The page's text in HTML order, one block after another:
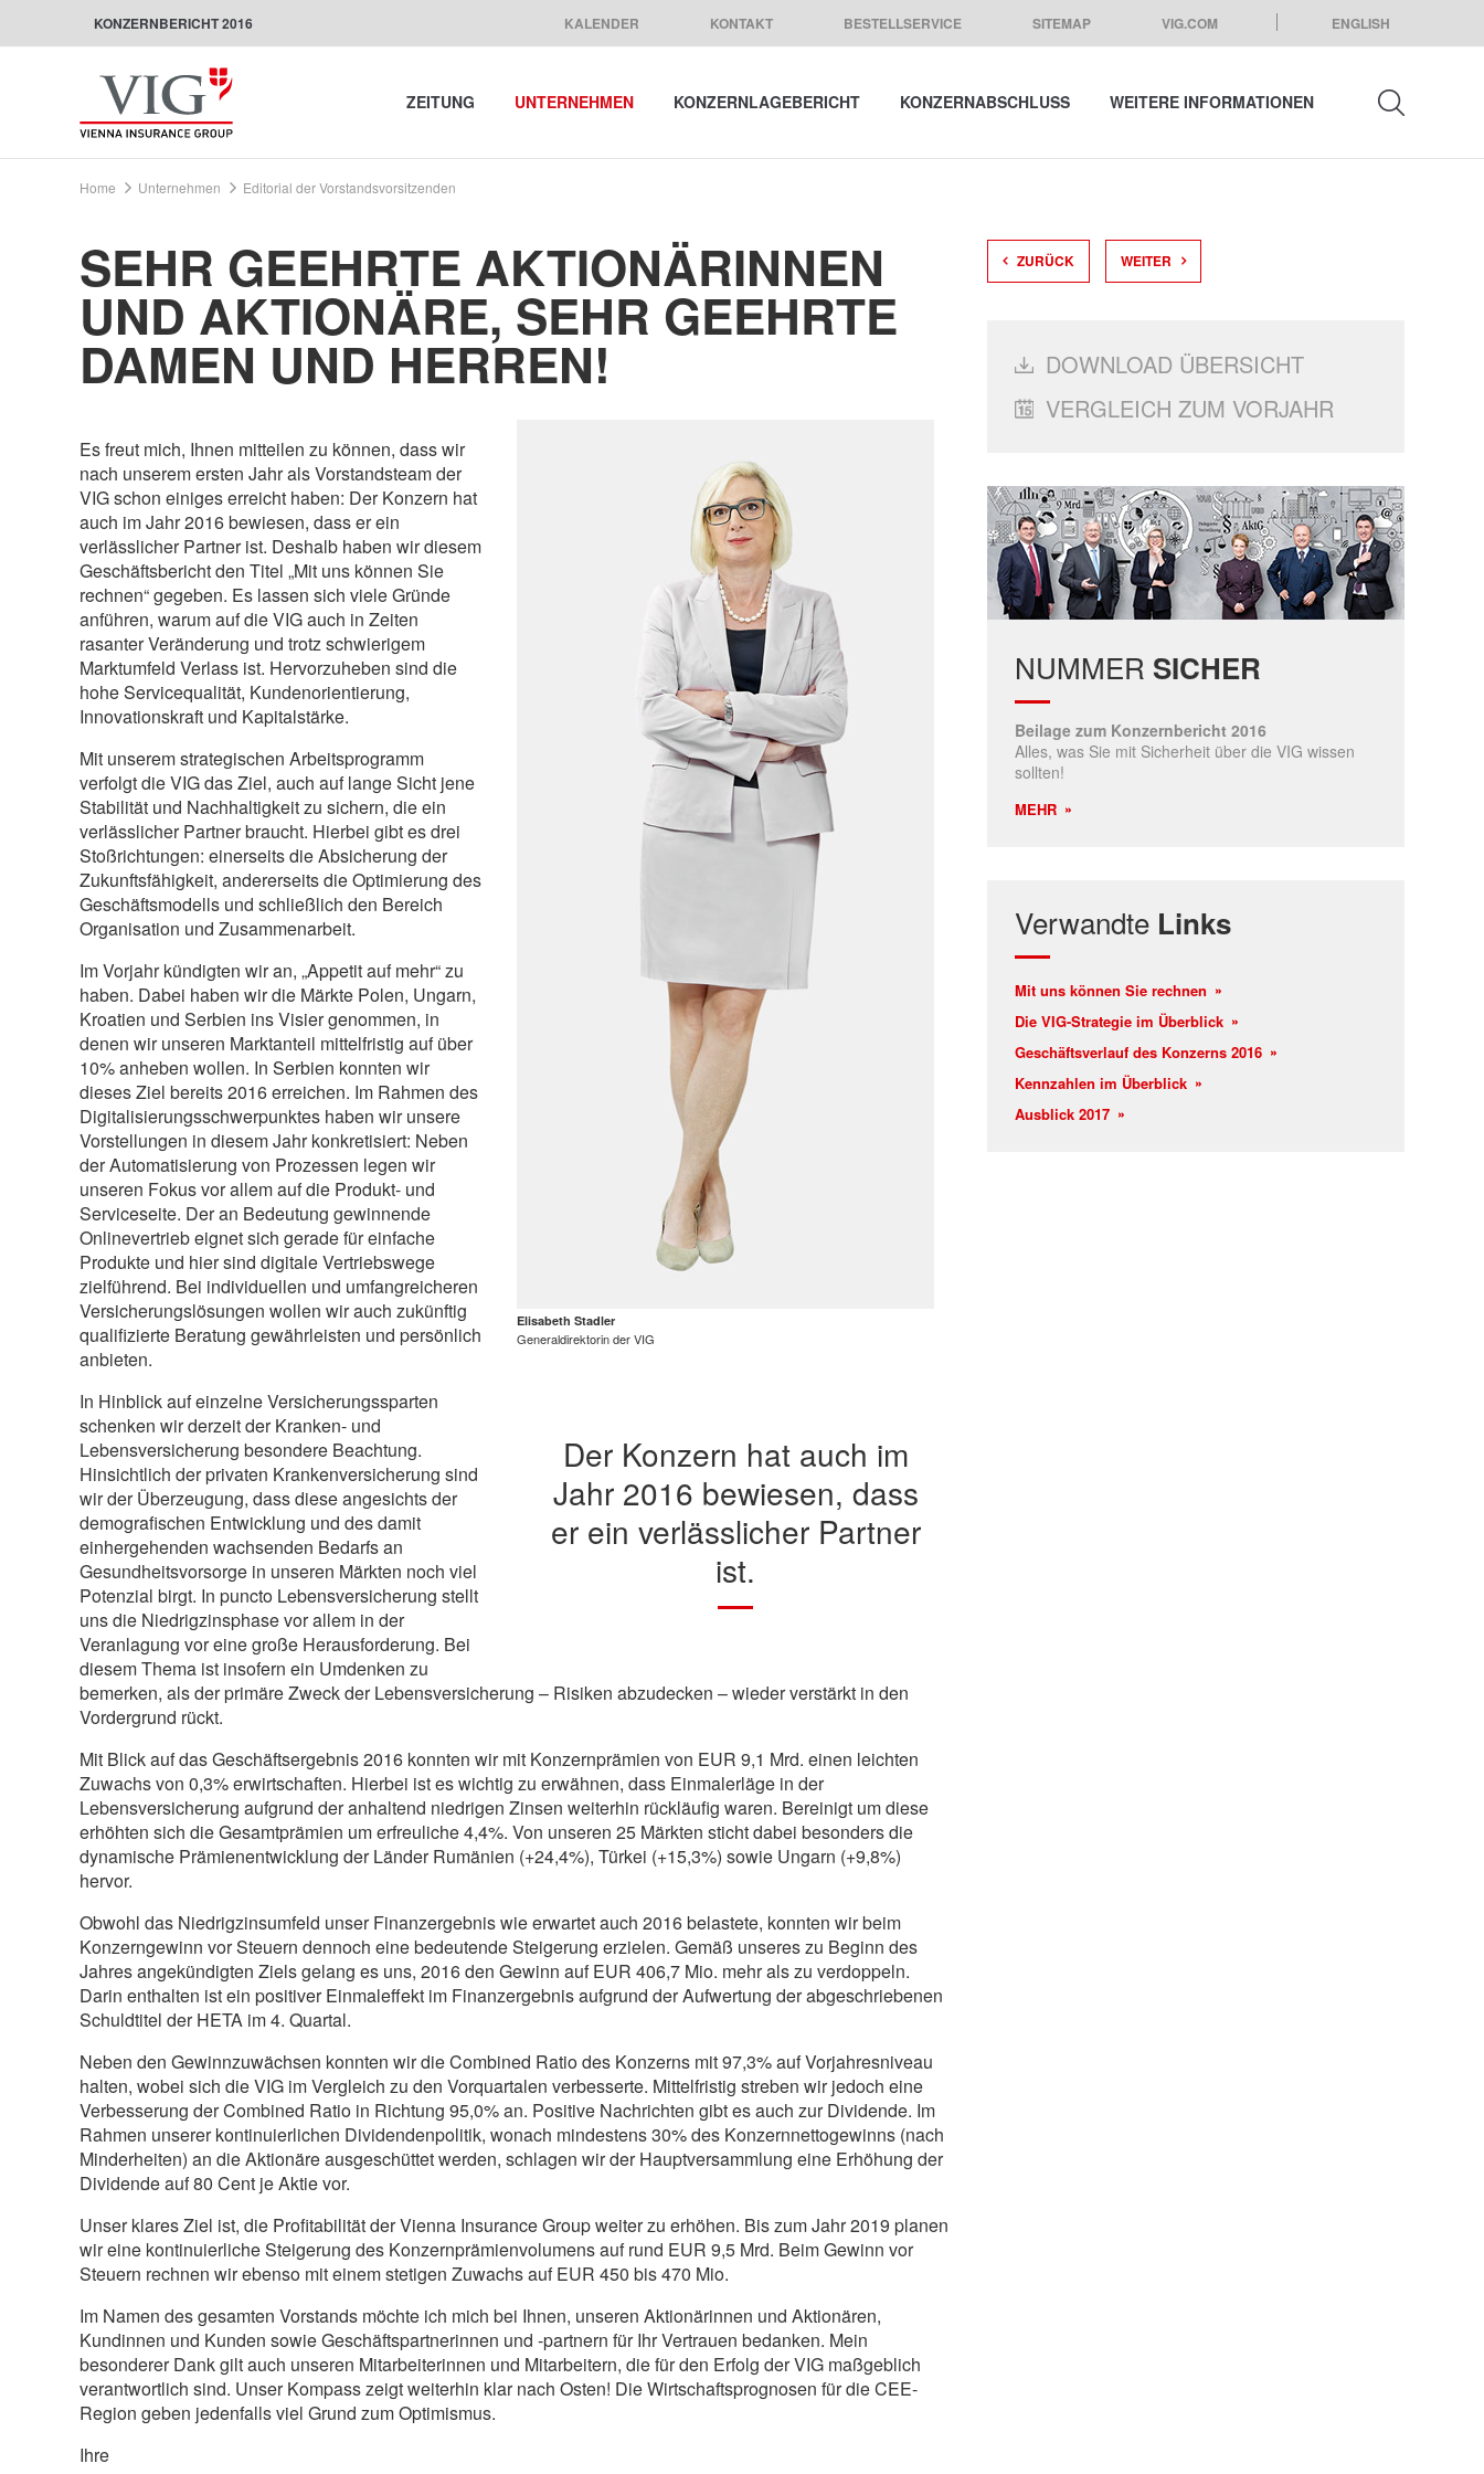
KONZERNBERICHT 2016 KALENDER KONTAKT BESTELLSERVICE SITEMAP VIG.COM ENGLISH
ZEITUNG UNTERNEHMEN KONZERNLAGEBERICHT KONZERNABSCHLUSS WEITERE INFORMATIONEN
Home Unternehmen Editorial der Vorstandsvorsitzenden
SEHR GEEHRTE AKTIONÄRINNEN
UND AKTIONÄRE, SEHR GEEHRTE
DAMEN UND HERREN!
Elisabeth Stadler
Generaldirektorin der VIG
Es freut mich, Ihnen mitteilen zu können, dass wir
nach unserem ersten Jahr als Vorstandsteam der
VIG schon einiges erreicht haben: Der Konzern hat
auch im Jahr 2016 bewiesen, dass er ein
verlässlicher Partner ist. Deshalb haben wir diesem
Geschäftsbericht den Titel „Mit uns können Sie
rechnen“ gegeben. Es lassen sich viele Gründe
anführen, warum auf die VIG auch in Zeiten
rasanter Veränderung und trotz schwierigem
Marktumfeld Verlass ist. Hervorzuheben sind die
hohe Servicequalität, Kundenorientierung,
Innovationskraft und Kapitalstärke.
Mit unserem strategischen Arbeitsprogramm
verfolgt die VIG das Ziel, auch auf lange Sicht jene
Stabilität und Nachhaltigkeit zu sichern, die ein
verlässlicher Partner braucht. Hierbei gibt es drei
Stoßrichtungen: einerseits die Absicherung der
Zukunftsfähigkeit, andererseits die Optimierung des
Geschäftsmodells und schließlich den Bereich
Organisation und Zusammenarbeit.
Im Vorjahr kündigten wir an, „Appetit auf mehr“ zu
haben. Dabei haben wir die Märkte Polen, Ungarn,
Kroatien und Serbien ins Visier genommen, in
denen wir unseren Marktanteil mittelfristig auf über
10% anheben wollen. In Serbien konnten wir
dieses Ziel bereits 2016 erreichen. Im Rahmen des
Digitalisierungsschwerpunktes haben wir unsere
Vorstellungen in diesem Jahr konkretisiert: Neben
der Automatisierung von Prozessen legen wir
unseren Fokus vor allem auf die Produkt- und
Serviceseite. Der an Bedeutung gewinnende
Onlinevertrieb eignet sich gerade für einfache
Produkte und hier sind digitale Vertriebswege
zielführend. Bei individuellen und umfangreicheren
Versicherungslösungen wollen wir auch zukünftig
qualifizierte Beratung gewährleisten und persönlich
anbieten.
Der Konzern hat auch im
Jahr 2016 bewiesen, dass
er ein verlässlicher Partner
ist.
In Hinblick auf einzelne Versicherungssparten
schenken wir derzeit der Kranken- und
Lebensversicherung besondere Beachtung.
Hinsichtlich der privaten Krankenversicherung sind
wir der Überzeugung, dass diese angesichts der
demografischen Entwicklung und des damit
einhergehenden wachsenden Bedarfs an
Gesundheitsvorsorge in unseren Märkten noch viel
Potenzial birgt. In puncto Lebensversicherung stellt
uns die Niedrigzinsphase vor allem in der
Veranlagung vor eine große Herausforderung. Bei
diesem Thema ist insofern ein Umdenken zu
bemerken, als der primäre Zweck der Lebensversicherung – Risiken abzudecken – wieder verstärkt in den
Vordergrund rückt.
Mit Blick auf das Geschäftsergebnis 2016 konnten wir mit Konzernprämien von EUR 9,1 Mrd. einen leichten
Zuwachs von 0,3% erwirtschaften. Hierbei ist es wichtig zu erwähnen, dass Einmalerläge in der
Lebensversicherung aufgrund der anhaltend niedrigen Zinsen weiterhin rückläufig waren. Bereinigt um diese
erhöhten sich die Gesamtprämien um erfreuliche 4,4%. Von unseren 25 Märkten sticht dabei besonders die
dynamische Prämienentwicklung der Länder Rumänien (+24,4%), Türkei (+15,3%) sowie Ungarn (+9,8%)
hervor.
Obwohl das Niedrigzinsumfeld unser Finanzergebnis wie erwartet auch 2016 belastete, konnten wir beim
Konzerngewinn vor Steuern dennoch eine bedeutende Steigerung erzielen. Gemäß unseres zu Beginn des
Jahres angekündigten Ziels gelang es uns, 2016 den Gewinn auf EUR 406,7 Mio. mehr als zu verdoppeln.
Darin enthalten ist ein positiver Einmaleffekt im Finanzergebnis aufgrund der Aufwertung der abgeschriebenen
Schuldtitel der HETA im 4. Quartal.
Neben den Gewinnzuwächsen konnten wir die Combined Ratio des Konzerns mit 97,3% auf Vorjahresniveau
halten, wobei sich die VIG im Vergleich zu den Vorquartalen verbesserte. Mittelfristig streben wir jedoch eine
Verbesserung der Combined Ratio in Richtung 95,0% an. Positive Nachrichten gibt es auch zur Dividende. Im
Rahmen unserer kontinuierlichen Dividendenpolitik, wonach mindestens 30% des Konzernnettogewinns (nach
Minderheiten) an die Aktionäre ausgeschüttet werden, schlagen wir der Hauptversammlung eine Erhöhung der
Dividende auf 80 Cent je Aktie vor.
Unser klares Ziel ist, die Profitabilität der Vienna Insurance Group weiter zu erhöhen. Bis zum Jahr 2019 planen
wir eine kontinuierliche Steigerung des Konzernprämienvolumens auf rund EUR 9,5 Mrd. Beim Gewinn vor
Steuern rechnen wir ebenso mit einem stetigen Zuwachs auf EUR 450 bis470 Mio.
Im Namen des gesamten Vorstands möchte ich mich bei Ihnen, unseren Aktionärinnen und Aktionären,
Kundinnen und Kunden sowie Geschäftspartnerinnen und -partnern für Ihr Vertrauen bedanken. Mein
besonderer Dank gilt auch unseren Mitarbeiterinnen und Mitarbeitern, die für den Erfolg der VIG maßgeblich
verantwortlich sind. Unser Kompass zeigt weiterhin klar nach Osten! Die Wirtschaftsprognosen für die CEE-
Region geben jedenfalls viel Grund zum Optimismus.
Ihre
ZURÜCK WEITER
DOWNLOAD ÜBERSICHT
VERGLEICH ZUM VORJAHR
NUMMER SICHER
Beilage zum Konzernbericht 2016
Alles, was Sie mit Sicherheit über die VIG wissen
sollten!
MEHR
Verwandte Links
Mit uns können Sie rechnen
Die VIG-Strategie im Überblick
Geschäftsverlauf des Konzerns 2016
Kennzahlen im Überblick
Ausblick 2017